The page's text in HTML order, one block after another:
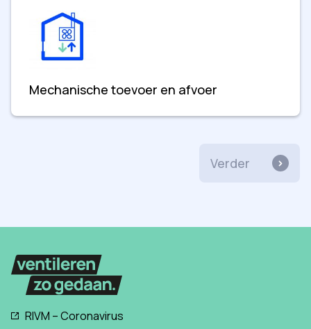
Mechanische toevoer en afvoer
Verder
RIVM – Coronavirus